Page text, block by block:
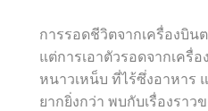
การรอดชีวิตจากเครื่องบิน
แต่การเอาตัวรอดจากเครื่
หนาวเหน็บ ที่ไร้ซึ่งอาหาร
ยากยิ่งกว่า พบกับเรื่องรา